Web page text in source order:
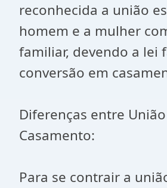
reconhecida a união
homem e a mulher
familiar, devendo a lei
conversão em
Diferenças entre
Casamento:
Para se contrair a